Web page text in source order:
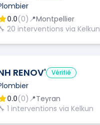
0.0(0) 📍Montpellier
20 interventions via Kelkun
RENOV' Vérifié
0.0(0) 📍Teyran
1 interventions via Kelkun